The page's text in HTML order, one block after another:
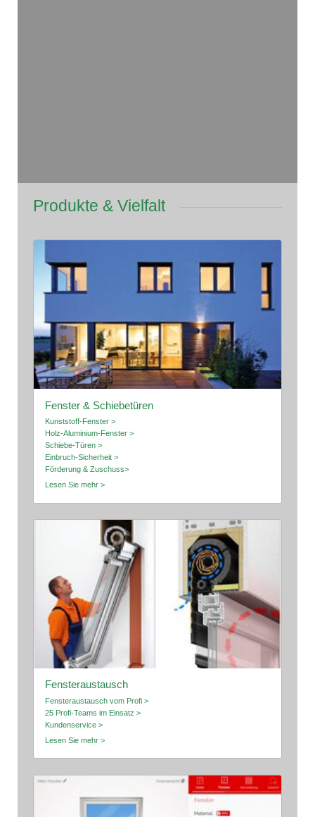
Produkte & Vielfalt
Fenster & Schiebetüren
Kunststoff-Fenster >
Holz-Aluminium-Fenster >
Schiebe-Türen >
Einbruch-Sicherheit >
Förderung & Zuschuss>
Lesen Sie mehr >
Fensteraustausch
Fensteraustausch vom Profi >
25 Profi-Teams im Einsatz >
Kundenservice >
Lesen Sie mehr >